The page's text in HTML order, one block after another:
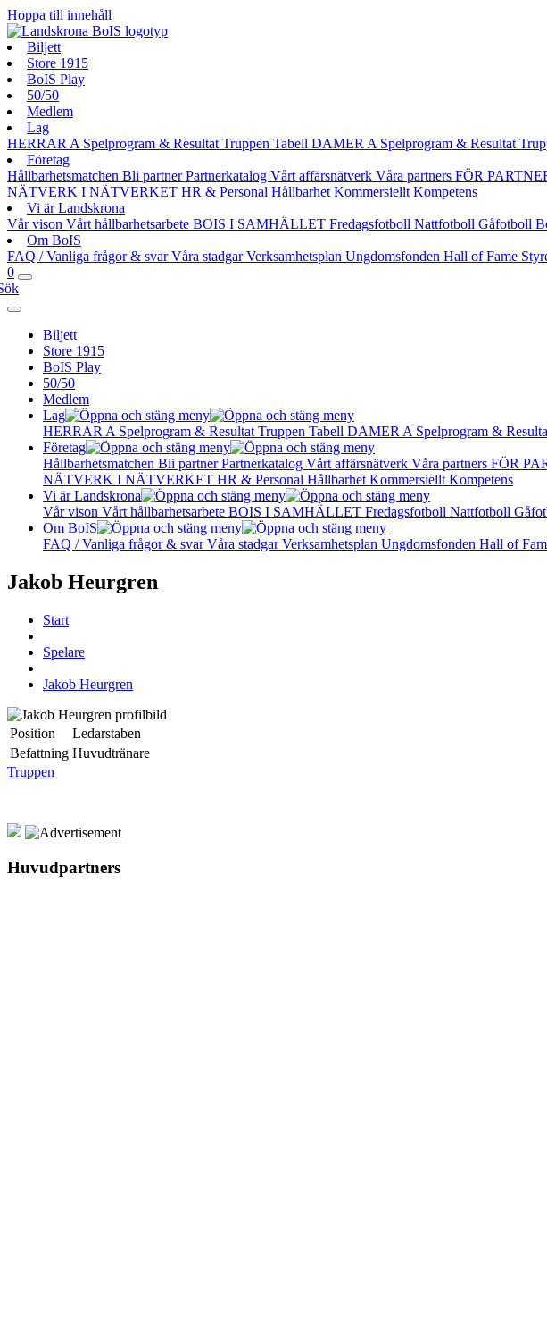
Hoppa till innehåll
Biljett
Store 1915
BoIS Play
50/50
Medlem
Lag
HERRAR A Spelprogram & Resultat Truppen Tabell DAMER A Spelprogram & Resultat
Företag
Hållbarhetsmatchen Bli partnerPartnerkatalog Vårt affärsnätverk Våra partners FÖR
NÄTVERK I NÄTVERKET HR & Personal Hållbarhet Kommersiellt Kompetens
Vi är Landskrona
Vår vison Vårt hållbarhetsarbete BOIS I SAMHÄLLET Fredagsfotboll Nattfotboll Gåfotboll
Om BoIS
FAQ / Vanliga frågor & svarVåra stadgarVerksamhetsplan Ungdomsfonden Hall of Fame
0
Biljett
Store 1915
BoIS Play
50/50
Medlem
Lag
HERRAR A Spelprogram & Resultat Truppen Tabell DAMER A Spelprogram &
Företag
Hållbarhetsmatchen Bli partnerPartnerkatalog Vårt affärsnätverk Våra partners FÖR
NÄTVERK I NÄTVERKET HR & Personal Hållbarhet Kommersiellt Kompetens
Vi är Landskrona
Vår vison Vårt hållbarhetsarbete BOIS I SAMHÄLLET Fredagsfotboll Nattfotboll
Om BoIS
FAQ / Vanliga frågor & svarVåra stadgarVerksamhetsplan Ungdomsfonden Hall of
Jakob Heurgren
Start
Spelare
Jakob Heurgren
Position
Ledarstaben
Befattning Huvudtränare
Truppen
Huvudpartners